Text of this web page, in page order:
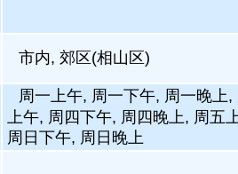
市内, 郊区(相山区)
周一上午, 周一下午, 周一晚上
上午, 周四下午, 周四晚上, 周五
周日下午, 周日晚上